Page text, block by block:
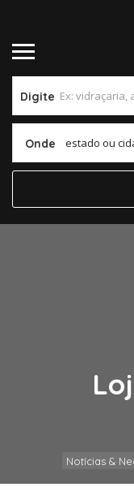
Digite
Onde estado ou
Notícias &